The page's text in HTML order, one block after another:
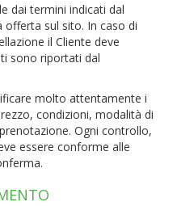
dai termini indicati dal
offerta sul sito. In caso di
il Cliente deve
sono riportati dal
molto attentamente i
condizioni, modalità di
Ogni controllo,
essere conforme alle